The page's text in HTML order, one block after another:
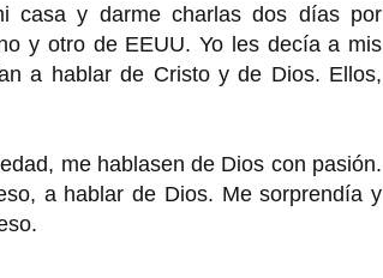
casa y darme charlas dos días por
y otro de EEUU. Yo les decía a mis
a hablar de Cristo y de Dios. Ellos,
me hablasen de Dios con pasión.
a hablar de Dios. Me sorprendía y